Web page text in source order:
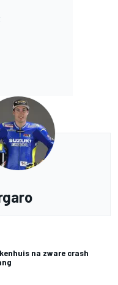
na zware crash